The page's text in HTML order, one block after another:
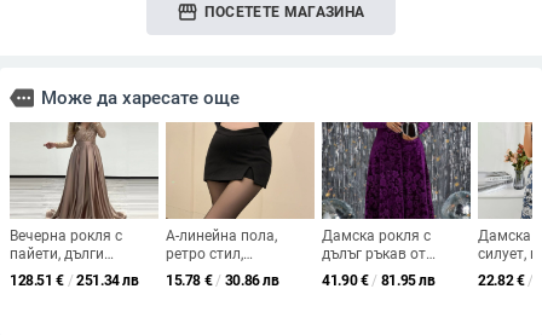
storefront ПОСЕТЕТЕ МАГАЗИНА
more Може да харесате още
Вечерна рокля с
пайети, дълги
ръкави, дълбоко V-
образно деколте,
128.51 € / 251.34 лв
A-линейна пола,
ретро стил,
микроеластична,
полиестер 70–80%,
15.78 € / 30.86 лв
Дамска рокля с
дълъг ръкав от
кадифе с релеф за
пролет и есен,
41.90€ / 81.95 лв
Дамска
силует,
деним,
22.82€ /